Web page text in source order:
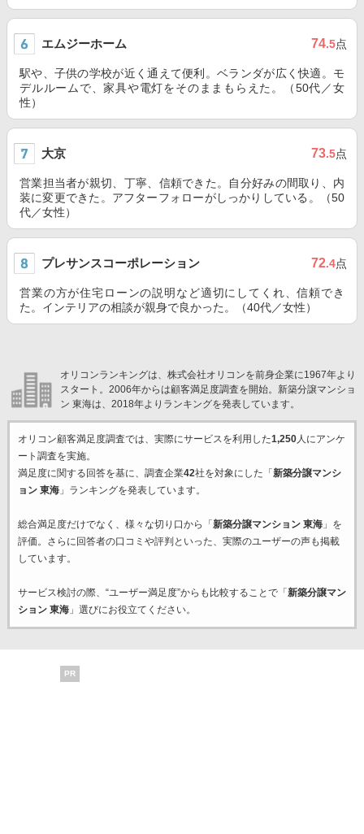
エムジーホーム 74.5点
駅や、子供の学校が近く通えて便利。ベランダが広く快適。モ
デルルームで、家具や電灯をそのままもらえた。（50代／女
性）
大京 73.5点
営業担当者が親切、丁寧、信頼できた。自分好みの間取り、内
装に変更できた。アフターフォローがしっかりしている。（50
代／女性）
プレサンスコーポレーション 72.4点
営業の方が住宅ローンの説明など適切にしてくれ、信頼でき
た。インテリアの相談が親身で良かった。（40代／女性）
オリコンランキングは、株式会社オリコンを前身企業に1967年より
スタート。2006年からは顧客満足度調査を開始。新築分譲マンショ
ン 東海は、2018年よりランキングを発表しています。
オリコン顧客満足度調査では、実際にサービスを利用した1,250人にアンケ
ート調査を実施。
満足度に関する回答を基に、調査企業42社を対象にした「 新築分譲マンシ
ョン 東海」ランキングを発表しています。
総合満足度だけでなく、様々な切り口から「 新築分譲マンション 東海」を
評価。さらに回答者の口コミや評判といった、実際のユーザーの声も掲載
しています。
サービス検討の際、“ユーザー満足度”からも比較することで「 新築分譲マン
ション 東海」選びにお役立てください。
PR